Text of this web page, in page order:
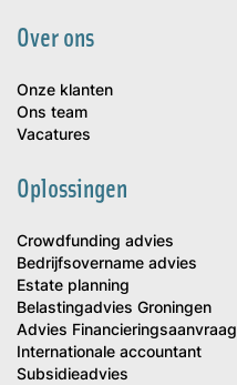
Over ons
Onze klanten
Ons team
Vacatures
Oplossingen
Crowdfunding advies
Bedrijfsovername advies
Estate planning
Belastingadvies Groningen
Advies Financieringsaanvraag
Internationale accountant
Subsidieadvies